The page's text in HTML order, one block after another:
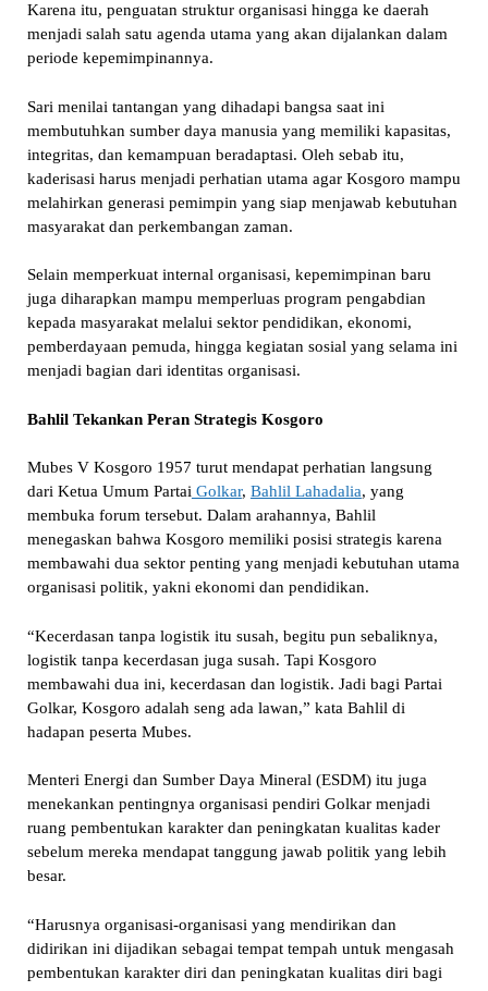
Karena itu, penguatan struktur organisasi hingga ke daerah
menjadi salah satu agenda utama yang akan dijalankan dalam
periode kepemimpinannya.
Sari menilai tantangan yang dihadapi bangsa saat ini
membutuhkan sumber daya manusia yang memiliki kapasitas,
integritas, dan kemampuan beradaptasi. Oleh sebab itu,
kaderisasi harus menjadi perhatian utama agar Kosgoro mampu
melahirkan generasi pemimpin yang siap menjawab kebutuhan
masyarakat dan perkembangan zaman.
Selain memperkuat internal organisasi, kepemimpinan baru
juga diharapkan mampu memperluas program pengabdian
kepada masyarakat melalui sektor pendidikan, ekonomi,
pemberdayaan pemuda, hingga kegiatan sosial yang selama ini
menjadi bagian dari identitas organisasi.
Bahlil Tekankan Peran Strategis Kosgoro
Mubes V Kosgoro 1957 turut mendapat perhatian langsung
dari Ketua Umum Partai Golkar, Bahlil Lahadalia, yang
membuka forum tersebut. Dalam arahannya, Bahlil
menegaskan bahwa Kosgoro memiliki posisi strategis karena
membawahi dua sektor penting yang menjadi kebutuhan utama
organisasi politik, yakni ekonomi dan pendidikan.
“Kecerdasan tanpa logistik itu susah, begitu pun sebaliknya,
logistik tanpa kecerdasan juga susah. Tapi Kosgoro
membawahi dua ini, kecerdasan dan logistik. Jadi bagi Partai
Golkar, Kosgoro adalah seng ada lawan,” kata Bahlil di
hadapan peserta Mubes.
Menteri Energi dan Sumber Daya Mineral (ESDM) itu juga
menekankan pentingnya organisasi pendiri Golkar menjadi
ruang pembentukan karakter dan peningkatan kualitas kader
sebelum mereka mendapat tanggung jawab politik yang lebih
besar.
“Harusnya organisasi-organisasi yang mendirikan dan
didirikan ini dijadikan sebagai tempat tempah untuk mengasah
pembentukan karakter diri dan peningkatan kualitas diri bagi